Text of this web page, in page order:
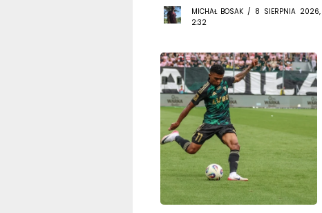
MICHAŁ BOSAK / 8 SIERPNIA 2026,
2:32